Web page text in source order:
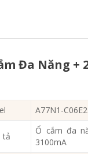
Đa Năng +
A77N1-
tả
Ổ cắm đa
3100mA